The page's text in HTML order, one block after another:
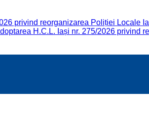
privind reorganizarea Poliției Locale
H.C.L. Iași nr. 275/2026 privind